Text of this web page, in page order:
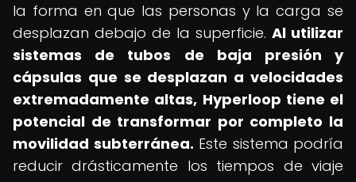
la forma en que las personas y la carga se
desplazan debajo de la superficie. Al utilizar
sistemas de tubos de baja presión y
cápsulas que se desplazan a velocidades
extremadamente altas, Hyperloop tiene el
potencial de transformar por completo la
movilidad subterránea. Este sistema podría
reducir drásticamente los tiempos de viaje